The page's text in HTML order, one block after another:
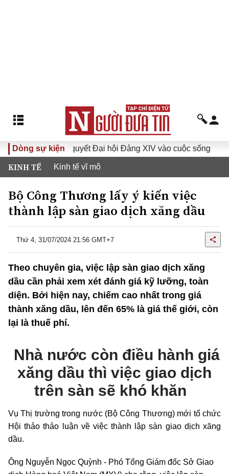
Dòng sự kiện
Đưa Nghị quyết Đại hội Đảng XIV vào cuộc sống Hướng
KINH TẾ Kinh tế vĩ mô
Bộ Công Thương lấy ý kiến việc
thành lập sàn giao dịch xăng dầu
Thứ 4, 31/07/2024 21:56 GMT+7
Theo chuyên gia, việc lập sàn giao dịch xăng
dầu cần phải xem xét đánh giá kỹ lưỡng, toàn
diện. Bởi hiện nay, chiếm cao nhất trong giá
thành xăng dầu, lên đến 65% là giá thế giới, còn
lại là thuế phí.
Nhà nước còn điều hành giá
xăng dầu thì việc giao dịch
trên sàn sẽ khó khăn
Vụ Thị trường trong nước (Bộ Công Thương) mới tổ chức
Hội thảo thảo luận về việc thành lập sàn giao dịch xăng
dầu.
Ông Nguyễn Ngọc Quỳnh - Phó Tổng Giám đốc Sở Giao